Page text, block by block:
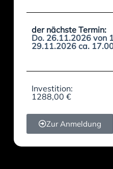
der nächste Termin:
Do. 26.11.2026 von
29.11.2026 ca.
Investition:
1288,00 €
Zur Anmeldung